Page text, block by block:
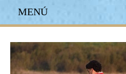
MENÚ
INICIO
INSTITUCIONAL